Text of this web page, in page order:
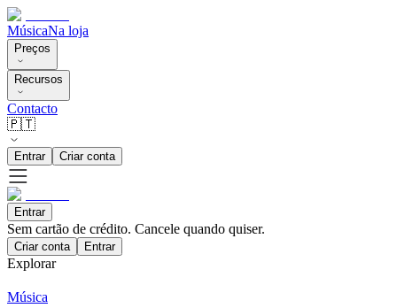
MúsicaNa loja
Preços
Recursos
Contacto
🇵🇹
Entrar Criar conta
Entrar
Sem cartão de crédito. Cancele quando quiser.
Criar conta Entrar
Explorar
Música